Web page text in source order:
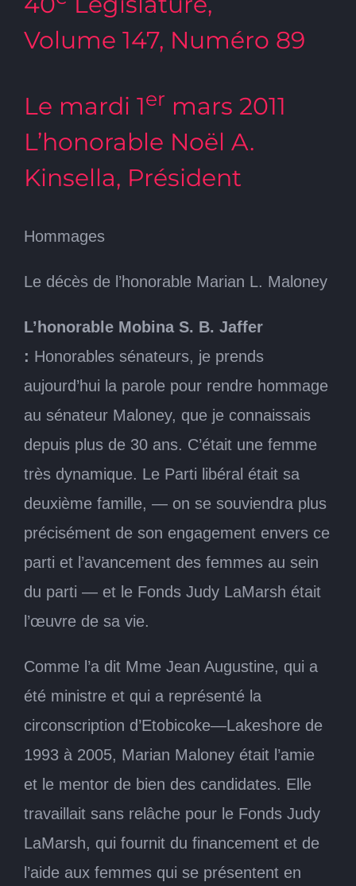
Volume 147, Numéro 89
Le mardi 1er mars 2011
L’honorable Noël A.
Kinsella, Président
Hommages
Le décès de l’honorable Marian L. Maloney
L’honorable Mobina S. B. Jaffer
: Honorables sénateurs, je prends
aujourd’hui la parole pour rendre hommage
au sénateur Maloney, que je connaissais
depuis plus de 30 ans. C’était une femme
très dynamique. Le Parti libéral était sa
deuxième famille, — on se souviendra plus
précisément de son engagement envers ce
parti et l’avancement des femmes au sein
du parti — et le Fonds Judy LaMarsh était
l’œuvre de sa vie.
Comme l’a dit Mme Jean Augustine, qui a
été ministre et qui a représenté la
circonscription d’Etobicoke—Lakeshore de
1993 à 2005, Marian Maloney était l’amie
et le mentor de bien des candidates. Elle
travaillait sans relâche pour le Fonds Judy
LaMarsh, qui fournit du financement et de
l’aide aux femmes qui se présentent en